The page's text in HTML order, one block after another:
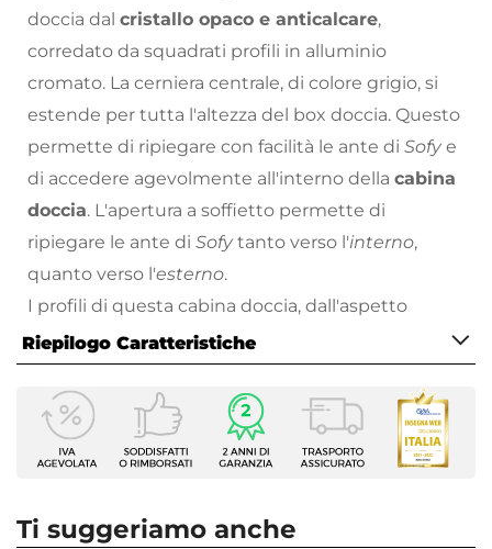
doccia dal cristallo opaco e anticalcare,
corredato da squadrati profili in alluminio
cromato. La cerniera centrale, di colore grigio, si
estende per tutta l'altezza del box doccia. Questo
permette di ripiegare con facilità le ante di Sofy e
di accedere agevolmente all'interno della cabina
doccia. L'apertura a soffietto permette di
ripiegare le ante di Sofy tanto verso l'interno,
quanto verso l'esterno.
I profili di questa cabina doccia, dall'aspetto
squadrato, sono realizzati in alluminio con
finitura
cromata. Ilcristallo opaco, con finitura
anticalcare
per facilitarne la manutenzione e la
pulizia, ha uno spessore di5 mm. L'installazione,
reversibile, può avvenire a filopavimento o su
Sofyè lacabina doccia angolare
Riepilogo Caratteristiche
Caratteristiche
Tipologia
Nicchia
Ti suggeriamo anche